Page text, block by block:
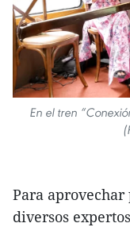
En el tren
Para
diversos